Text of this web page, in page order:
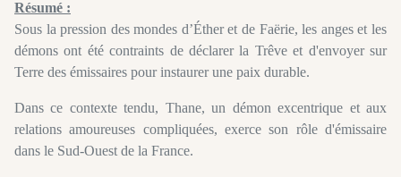
Résumé :
Sous la pression des mondes d’Éther et de Faërie, les anges et les
démons ont été contraints de déclarer la Trêve et d'envoyer sur
Terre des émissaires pour instaurer une paix durable.
Dans ce contexte tendu, Thane, un démon excentrique et aux
relations amoureuses compliquées, exerce son rôle d'émissaire
dans le Sud-Ouest de la France.